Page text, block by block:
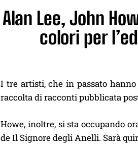
Alan Lee, John
colori per
I tre artisti, che in passato
raccolta di racconti pubblicata
Howe, inoltre, si sta occupando
de Il Signore degli Anelli. Sarà